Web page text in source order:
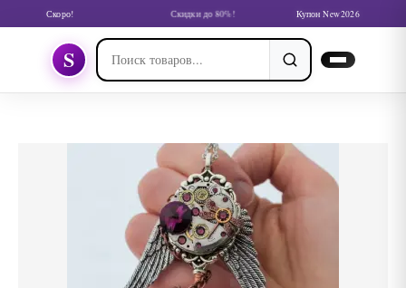
Скоро! Скидки до 80%! Купон New2026
S